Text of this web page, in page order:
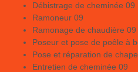
Débistrage de cheminée 09
Ramoneur 09
Ramonage de chaudière 09
Poseur et pose de poêle à
Pose et réparation de
Entretien de cheminée 09